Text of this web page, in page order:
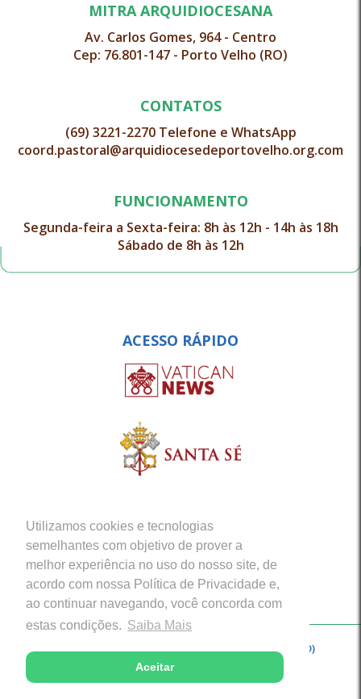
Utilizamos cookies e tecnologias
semelhantes com objetivo de prover a
melhor experiência no uso do nosso site, de
acordo com nossa Política de Privacidade e,
ao continuar navegando, você concorda com
estas condições. Saiba Mais
Aceitar
MITRA ARQUIDIOCESANA
Av. Carlos Gomes, 964 - Centro
Cep: 76.801-147 - Porto Velho (RO)
CONTATOS
(69) 3221-2270 Telefone e WhatsApp
coord.pastoral@arquidiocesedeportovelho.org.com
FUNCIONAMENTO
Segunda-feira a Sexta-feira: 8h às 12h - 14h às 18h
Sábado de 8h às 12h
ACESSO RÁPIDO
Copyright © 2026 - Arquidiocese de Porto Velho (RO)
Desenvolvido com excelência por